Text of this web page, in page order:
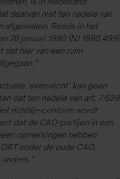
daarvan niet ten nadele van
afgeweken. Reeds in het
26 januari 1990 (NJ 1990,499)
dat hier van een ruim
‘evenwicht’ kan geen
dat ten nadele van art. 7:639
richtlijn-conform wordt
dat de CAO-partijen in een
opmerkingen hebben
onder de oude CAO,